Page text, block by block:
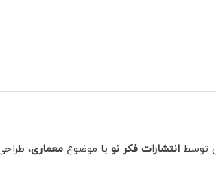
توسط انتشارات فکر نو با موضوع معماری،